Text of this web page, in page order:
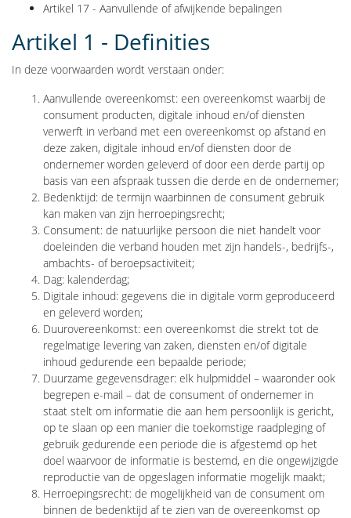
Artikel 17 - Aanvullende of afwijkende bepalingen
Artikel 1 - Definities
In deze voorwaarden wordt verstaan onder:
Aanvullende overeenkomst: een overeenkomst waarbij de
consument producten, digitale inhoud en/of diensten
verwerft in verband met een overeenkomst op afstand en
deze zaken, digitale inhoud en/of diensten door de
ondernemer worden geleverd of door een derde partij op
basis van een afspraak tussen die derde en de ondernemer;
Bedenktijd: de termijn waarbinnen de consument gebruik
kan maken van zijn herroepingsrecht;
Consument: de natuurlijke persoon die niet handelt voor
doeleinden die verband houden met zijn handels-, bedrijfs-,
ambachts- of beroepsactiviteit;
Dag: kalenderdag;
Digitale inhoud: gegevens die in digitale vorm geproduceerd
en geleverd worden;
Duurovereenkomst: een overeenkomst die strekt tot de
regelmatige levering van zaken, diensten en/of digitale
inhoud gedurende een bepaalde periode;
Duurzame gegevensdrager: elk hulpmiddel – waaronder ook
begrepen e-mail – dat de consument of ondernemer in
staat stelt om informatie die aan hem persoonlijk is gericht,
op te slaan op een manier die toekomstige raadpleging of
gebruik gedurende een periode die is afgestemd op het
doel waarvoor de informatie is bestemd, en die ongewijzigde
reproductie van de opgeslagen informatie mogelijk maakt;
Herroepingsrecht: de mogelijkheid van de consument om
binnen de bedenktijd af te zien van de overeenkomst op